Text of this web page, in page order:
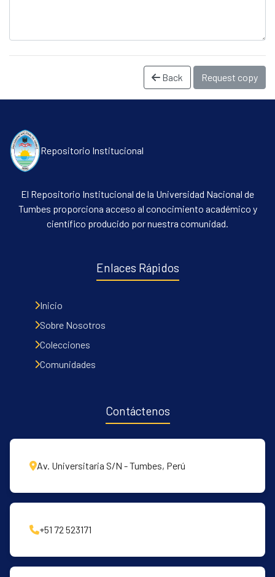
All of DSpace
Statistics
Back Request copy
Repositorio Institucional
El Repositorio Institucional de la Universidad Nacional de
Tumbes proporciona acceso al conocimiento académico y
científico producido por nuestra comunidad.
Enlaces Rápidos
Inicio
Sobre Nosotros
Colecciones
Comunidades
Contáctenos
Av. Universitaria S/N - Tumbes, Perú
+51 72 523171